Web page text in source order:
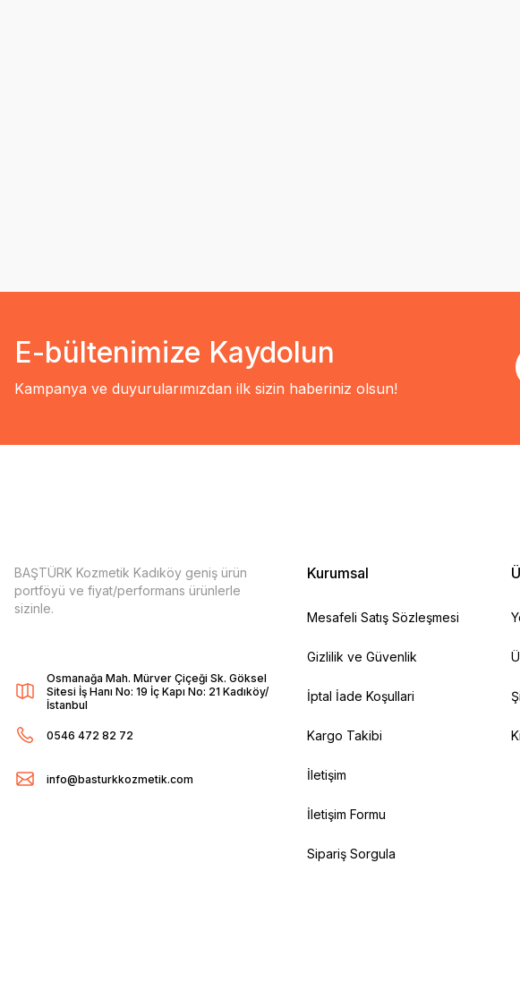
E-bültenimize Kaydolun
Kampanya ve duyurularımızdan ilk sizin haberiniz olsun!
BAŞTÜRK Kozmetik Kadıköy geniş ürün
portföyü ve fiyat/performans ürünlerle
sizinle.
Osmanağa Mah. Mürver Çiçeği Sk. Göksel
Sitesi İş Hanı No: 19 İç Kapı No: 21 Kadıköy/
İstanbul
0546 472 82 72
info@basturkkozmetik.com
Kurumsal
Mesafeli Satış Sözleşmesi
Gizlilik ve Güvenlik
İptal İade Koşullari
Kargo Takibi
İletişim
İletişim Formu
Sipariş Sorgula